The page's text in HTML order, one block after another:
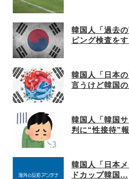
韓国人「過去
ピング検査を
韓国人「日本
言うけど韓国
韓国人「韓国
判に“性接待”
韓国人「日本
ドカップ韓国...